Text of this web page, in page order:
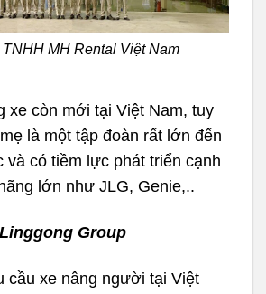
TNHH MH Rental Việt Nam
xe còn mới tại Việt Nam, tuy
là một tập đoàn rất lớn đến
và có tiềm lực phát triển cạnh
lớn như JLG, Genie,..
Linggong Group
cầu xe nâng người tại Việt